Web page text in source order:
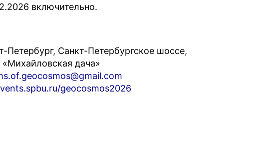
включительно.
Петербург, Санкт-Петербургское шоссе,
дача»
geocosmos2026